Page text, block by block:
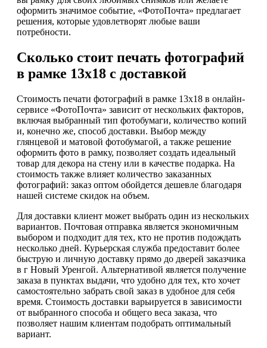
оформить значимое событие, «ФотоПочта» предлагает
решения, которые удовлетворят любые ваши
потребности.
Сколько стоит печать фотографий
в рамке 13х18 с доставкой
Стоимость печати фотографий в рамке 13х18 в онлайн-
сервисе «ФотоПочта» зависит от нескольких факторов,
включая выбранный тип фотобумаги, количество копий
и, конечно же, способ доставки. Выбор между
глянцевой и матовой фотобумагой, а также решение
оформить фото в рамку, позволяет создать идеальный
товар для декора на стену или в качестве подарка. На
стоимость также влияет количество заказанных
фотографий: заказ оптом обойдется дешевле благодаря
нашей системе скидок на объем.
Для доставки клиент может выбрать один из нескольких
вариантов. Почтовая отправка является экономичным
выбором и подходит для тех, кто не против подождать
несколько дней. Курьерская служба предоставит более
быструю и личную доставку прямо до дверей заказчика
в г Новый Уренгой. Альтернативой является получение
заказа в пунктах выдачи, что удобно для тех, кто хочет
самостоятельно забрать свой заказ в удобное для себя
время. Стоимость доставки варьируется в зависимости
от выбранного способа и общего веса заказа, что
позволяет нашим клиентам подобрать оптимальный
вариант.